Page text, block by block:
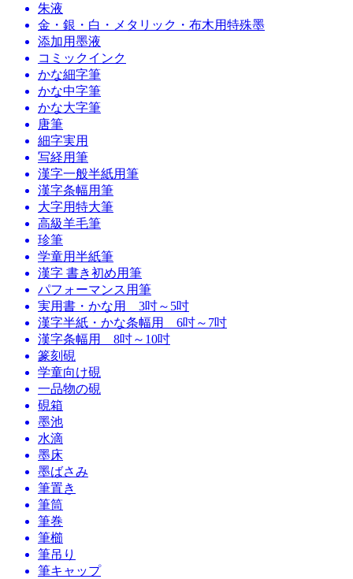
朱液
金・銀・白・メタリック・布木用特殊墨
添加用墨液
コミックインク
かな細字筆
かな中字筆
かな大字筆
唐筆
細字実用
写経用筆
漢字一般半紙用筆
漢字条幅用筆
大字用特大筆
高級羊毛筆
珍筆
学童用半紙筆
漢字 書き初め用筆
パフォーマンス用筆
実用書・かな用 3吋～5吋
漢字半紙・かな条幅用 6吋～7吋
漢字条幅用 8吋～10吋
篆刻硯
学童向け硯
一品物の硯
硯箱
墨池
水滴
墨床
墨ばさみ
筆置き
筆筒
筆巻
筆櫛
筆吊り
筆キャップ